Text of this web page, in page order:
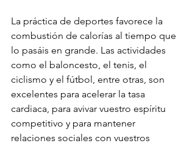
La práctica de deportes favorece la
combustión de calorías al tiempo que
lo pasáis en grande. Las actividades
como el baloncesto, el tenis, el
ciclismo y el fútbol, entre otras, son
excelentes para acelerar la tasa
cardiaca, para avivar vuestro espíritu
competitivo y para mantener
relaciones sociales con vuestros